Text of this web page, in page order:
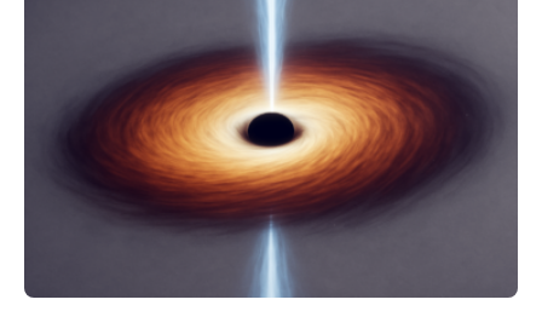
Quantenmotoren voranbringen. Das
Wissenschaftsjournal Science Advances veröffentlichte
die Herleitung. (DOI: 10.1126/sciadv.adw8462)
Verbrennungsmotoren oder Dampfturbinen sind
Wärmekraftmaschinen: Sie wandeln thermische
Energie in mechanische Bewegung um – oder anders
ausgedrückt, Wärme in Bewegung. In
quantenmechanischen Experimenten ist es in den…